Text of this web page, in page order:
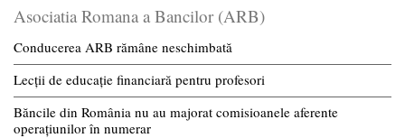
Asociatia Romana a Bancilor (ARB)
Conducerea ARB rămâne neschimbată
Lecții de educație financiară pentru profesori
Băncile din România nu au majorat comisioanele aferente
operațiunilor în numerar